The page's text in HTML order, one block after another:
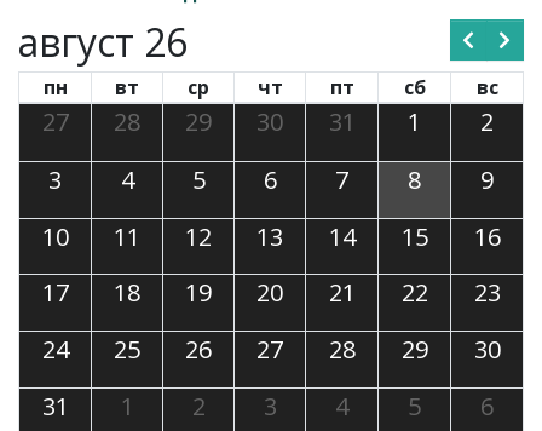
август 26
пн вт ср чт пт сб вс
27 28 29 30 31 1
2
3
4 5 6 7 8
9
10
11 12 13 14 15
16
17
18 19 20 21 22
23
24
25 26 27 28 29
30
31
1 2 3 4 5 6